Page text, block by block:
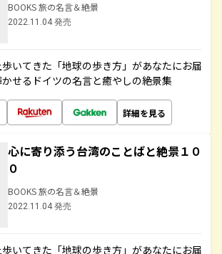
BOOKS 旅の名言＆絶景
2022.11.04 発売
いてきた「地球の歩き方」があなたにお届
せるドイツの名言と癒やしの絶景集
詳細を見る
心に寄り添う台湾のことばと絶景１０
０
BOOKS 旅の名言＆絶景
2022.11.04 発売
いてきた「地球の歩き方」があなたにお届